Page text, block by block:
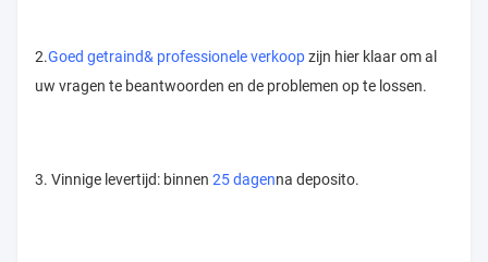
2.Goed getraind& professionele verkoopzijn hier klaar om al
uw vragen te beantwoorden en de problemen op te lossen.
3. Vinnige levertijd: binnen 25 dagenna deposito.